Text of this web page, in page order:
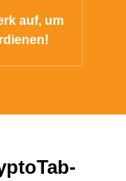
auf, um